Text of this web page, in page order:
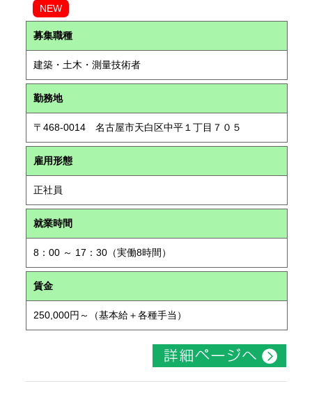
NEW
募集職種
建築・土木・測量技術者
勤務地
〒468-0014 名古屋市天白区中平１丁目７０５
雇用形態
正社員
就業時間
8：00 ～ 17：30（実働8時間）
賃金
250,000円～（基本給＋各種手当）